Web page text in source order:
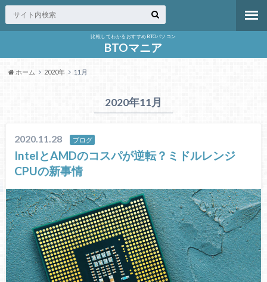
比較してわかるおすすめBTOパソコン
BTOマニア
ホーム 2020年 11月
2020年11月
2020.11.28 ブログ
IntelとAMDのコスパが逆転？ミドルレンジ
CPUの新事情